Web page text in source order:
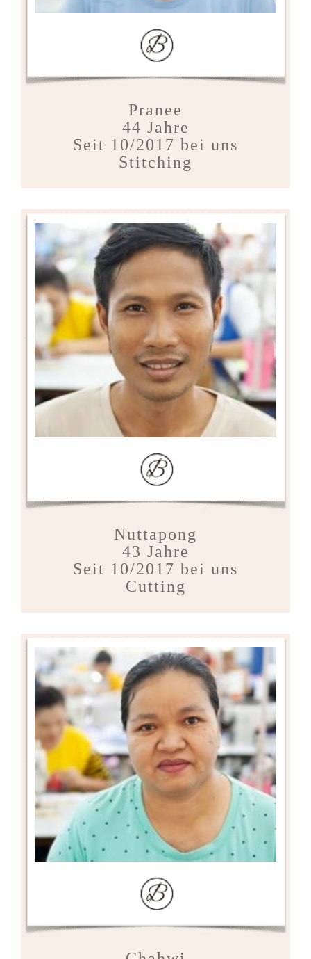
Pranee
44 Jahre
Seit 10/2017 bei uns
Stitching
Nuttapong
43 Jahre
Seit 10/2017 bei uns
Cutting